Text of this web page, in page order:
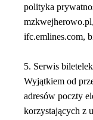
polityka
ifc.emlines.com,
5. Serwis
Wyjątkiem od
adresów poczty
korzystających z